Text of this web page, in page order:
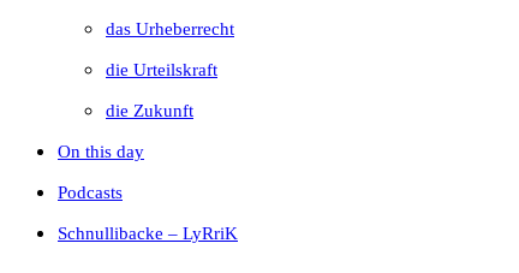
das Urheberrecht
die Urteilskraft
die Zukunft
On this day
Podcasts
Schnullibacke – LyRriK